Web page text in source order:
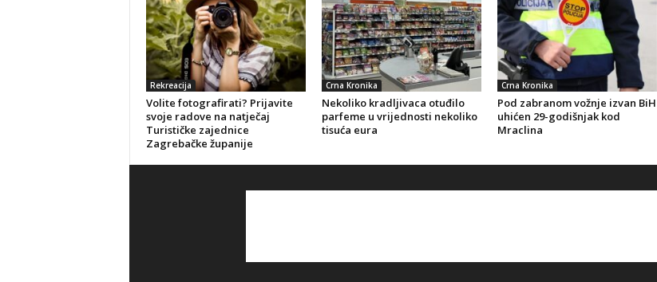
Rekreacija
Volite fotografirati? Prijavite
svoje radove na natječaj
Turističke zajednice
Zagrebačke županije
Crna Kronika
Nekoliko kradljivaca otuđilo
parfeme u vrijednosti nekoliko
tisuća eura
Crna Kronika
Pod zabranom vožnje izvan BiH
uhićen 29-godišnjak kod
Mraclina